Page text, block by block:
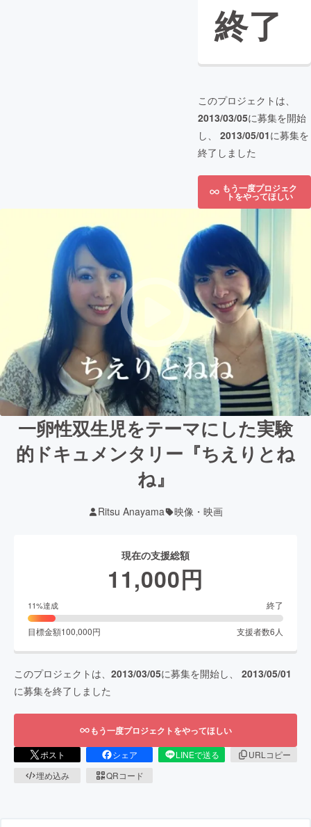
終了
このプロジェクトは、
2013/03/05に募集を開始
し、 2013/05/01に募集を
終了しました
もう一度プロジェク
トをやってほしい
一卵性双生児をテーマにした実験
的ドキュメンタリー『ちえりとね
ね』
Ritsu Anayama 映像・映画
現在の支援総額
11,000円
11%達成 終了
目標金額100,000円 支援者数6 人
このプロジェクトは、 2013/03/05に募集を開始し、 2013/05/01
に募集を終了しました
もう一度プロジェクトをやってほしい
ポスト シェア LINEで送る
URLコピー
埋め込み
QRコード